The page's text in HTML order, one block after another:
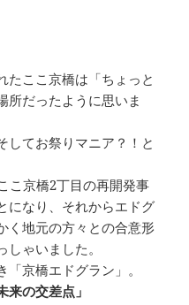
たここ京橋は「ちょっと
所だったように思いま
してお祭りマニア？！と
こ京橋2丁目の再開発事
になり、それからエドグ
く地元の方々との合意形
ゃいました。
京橋エドグラン」。
の交差点」